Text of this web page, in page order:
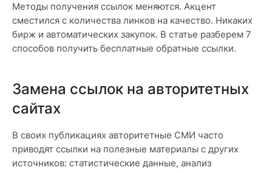
Методы получения ссылок меняются. Акцент
сместился с количества линков на качество. Никаких
бирж и автоматических закупок. В статье разберем 7
способов получить бесплатные обратные ссылки.
Замена ссылок на авторитетных
сайтах
В своих публикациях авторитетные СМИ часто
приводят ссылки на полезные материалы с других
источников: статистические данные, анализ